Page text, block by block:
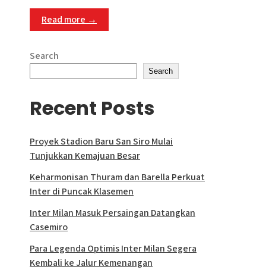
Read more →
Search
Search
Recent Posts
Proyek Stadion Baru San Siro Mulai
Tunjukkan Kemajuan Besar
Keharmonisan Thuram dan Barella Perkuat
Inter di Puncak Klasemen
Inter Milan Masuk Persaingan Datangkan
Casemiro
Para Legenda Optimis Inter Milan Segera
Kembali ke Jalur Kemenangan